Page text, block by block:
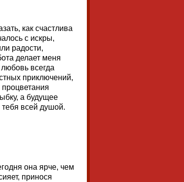
как счастлива
с искры,
радости,
делает меня
всегда
приключений,
а будущее
всей душой.
она ярче, чем
принося